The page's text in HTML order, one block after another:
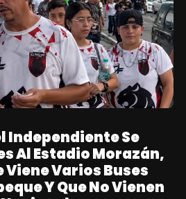
Independiente Se
Al Estadio Morazán,
Viene Varios Buses
Y Que No Vienen